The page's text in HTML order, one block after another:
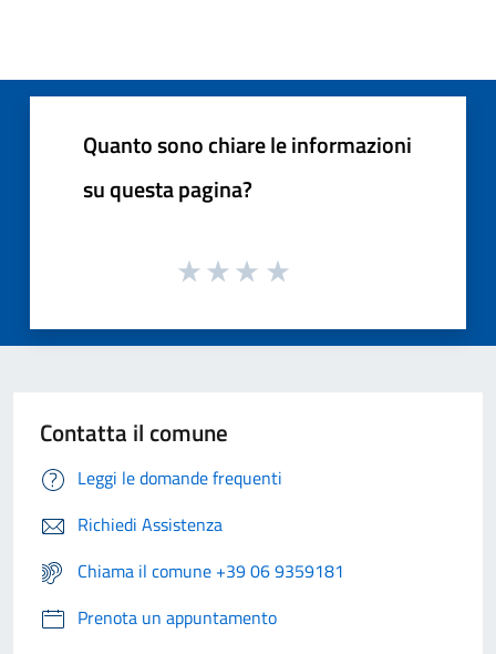
Quanto sono chiare le informazioni
su questa pagina?
Contatta il comune
Leggi le domande frequenti
Richiedi Assistenza
Chiama il comune +39 06 9359181
Prenota un appuntamento